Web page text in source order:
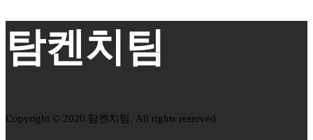
탐켄치팀
Copyright © 2020 탐켄치팀. All rights reserved